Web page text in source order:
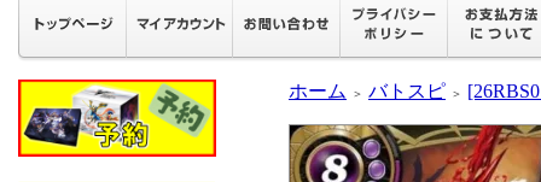
ホーム ＞ バトスピ ＞